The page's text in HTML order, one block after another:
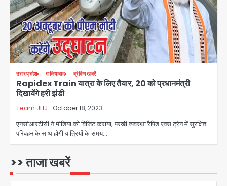
उत्तर प्रदेश गाजियाबाद ब्रेकिंग खबरें
Rapidex Train यात्रा के लिए तैयार, 20 को प्रधानमंत्री
दिखायेंगे हरी झंडी
Team JHJ October 18, 2023
एनसीआरटीसी ने मीडिया को विजिट कराया, परखी व्यवस्था रैपिड एक्स ट्रेन में सुरक्षित
परिवहन के साथ होगी यात्रियों के समय…
>> ताजा खबरें
3
Avinash Kumar
4
Taylor Swift: ट्रंप कैंपेन-व्हाइट हाउस
पोस्ट से हटाए गए गाने, जानें पूरा विवाद
Avinash Kumar
Noida Crime News: नोएडा सेक्टर-51
मिला
Avinash Kumar
1
Baramati Airport Plane Crash: